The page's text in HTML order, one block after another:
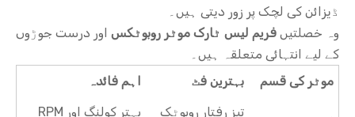
ڈیزائن کی لچک پر زور دیتی ہیں۔
وہ خصلتیں فریم لیس ٹارک موٹر روبوٹکس اور درست جوڑوں
کے لیے انتہائی متعلقہ ہیں۔
موٹر کی قسم
بہترین فٹ اہم فائدہ
تیز رفتار روبوٹک
بہتر کولنگ اور RPM